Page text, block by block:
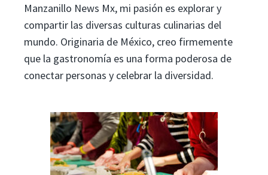
Manzanillo News Mx, mi pasión es explorar y
compartir las diversas culturas culinarias del
mundo. Originaria de México, creo firmemente
que la gastronomía es una forma poderosa de
conectar personas y celebrar la diversidad.